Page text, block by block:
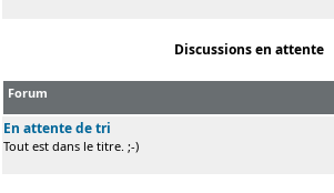
Discussions en attente
Forum
En attente de tri
Tout est dans le titre. ;-)